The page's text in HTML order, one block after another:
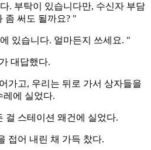
. 부탁이 있습니다만, 수신자 부담
좀 써도 될까요? "
있습니다. 얼마든지 쓰세요. "
대답했다.
가고, 우리는 뒤로 가서 상자들을
레에 실었다.
걸 스테이션 왜건에 실었다.
접어 내린 채 가득 찼다.